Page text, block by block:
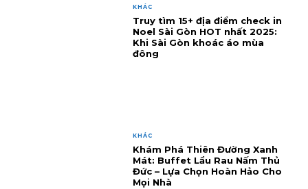
KHÁC
Truy tìm 15+ địa điểm check in
Noel Sài Gòn HOT nhất 2025:
Khi Sài Gòn khoác áo mùa
đông
KHÁC
Khám Phá Thiên Đường Xanh
Mát: Buffet Lẩu Rau Nấm Thủ
Đức – Lựa Chọn Hoàn Hảo Cho
Mọi Nhà